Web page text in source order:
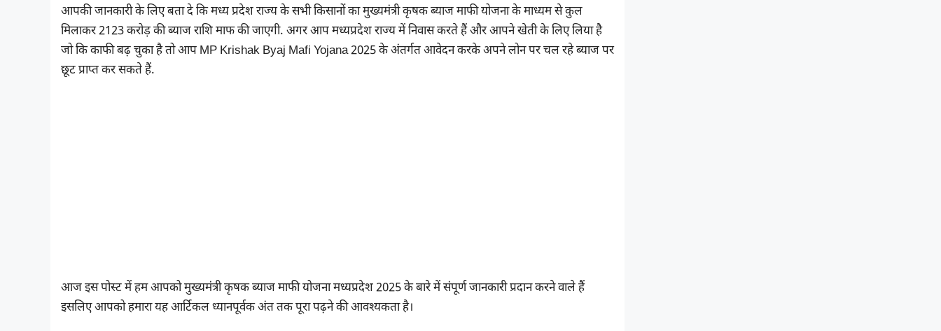
आपकी जानकारी के लिए बता दे कि मध्य प्रदेश राज्य के सभी किसानों का मुख्यमंत्री कृषक ब्याज माफी योजना के माध्यम से कुल
मिलाकर 2123 करोड़ की ब्याज राशि माफ की जाएगी. अगर आप मध्यप्रदेश राज्य में निवास करते हैं और आपने खेती के लिए लिया है
जो कि काफी बढ़ चुका है तो आप MP Krishak Byaj Mafi Yojana 2025 के अंतर्गत आवेदन करके अपने लोन पर चल रहे ब्याज पर
छूट प्राप्त कर सकते हैं.
आज इस पोस्ट में हम आपको मुख्यमंत्री कृषक ब्याज माफी योजना मध्यप्रदेश 2025 के बारे में संपूर्ण जानकारी प्रदान करने वाले हैं
इसलिए आपको हमारा यह आर्टिकल ध्यानपूर्वक अंत तक पूरा पढ़ने की आवश्यकता है।